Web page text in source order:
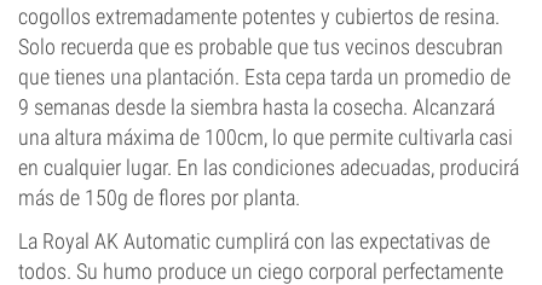
cogollos extremadamente potentes y cubiertos de resina.
Solo recuerda que es probable que tus vecinos descubran
que tienes una plantación. Esta cepa tarda un promedio de
9 semanas desde la siembra hasta la cosecha. Alcanzará
una altura máxima de 100cm, lo que permite cultivarla casi
en cualquier lugar. En las condiciones adecuadas, producirá
más de 150g de flores por planta.
La Royal AK Automatic cumplirá con las expectativas de
todos. Su humo produce un ciego corporal perfectamente